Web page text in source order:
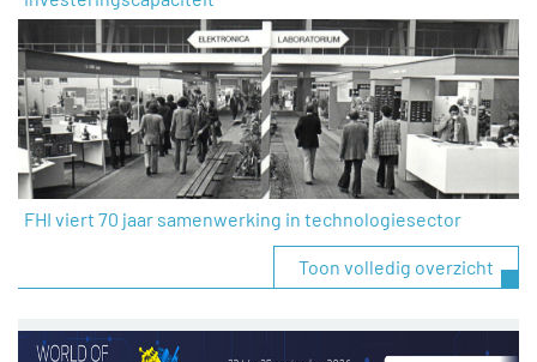
FHI viert 70 jaar samenwerking in technologiesector
Toon volledig overzicht